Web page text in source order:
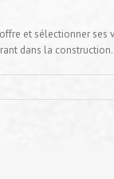
et sélectionner ses
dans la construction.